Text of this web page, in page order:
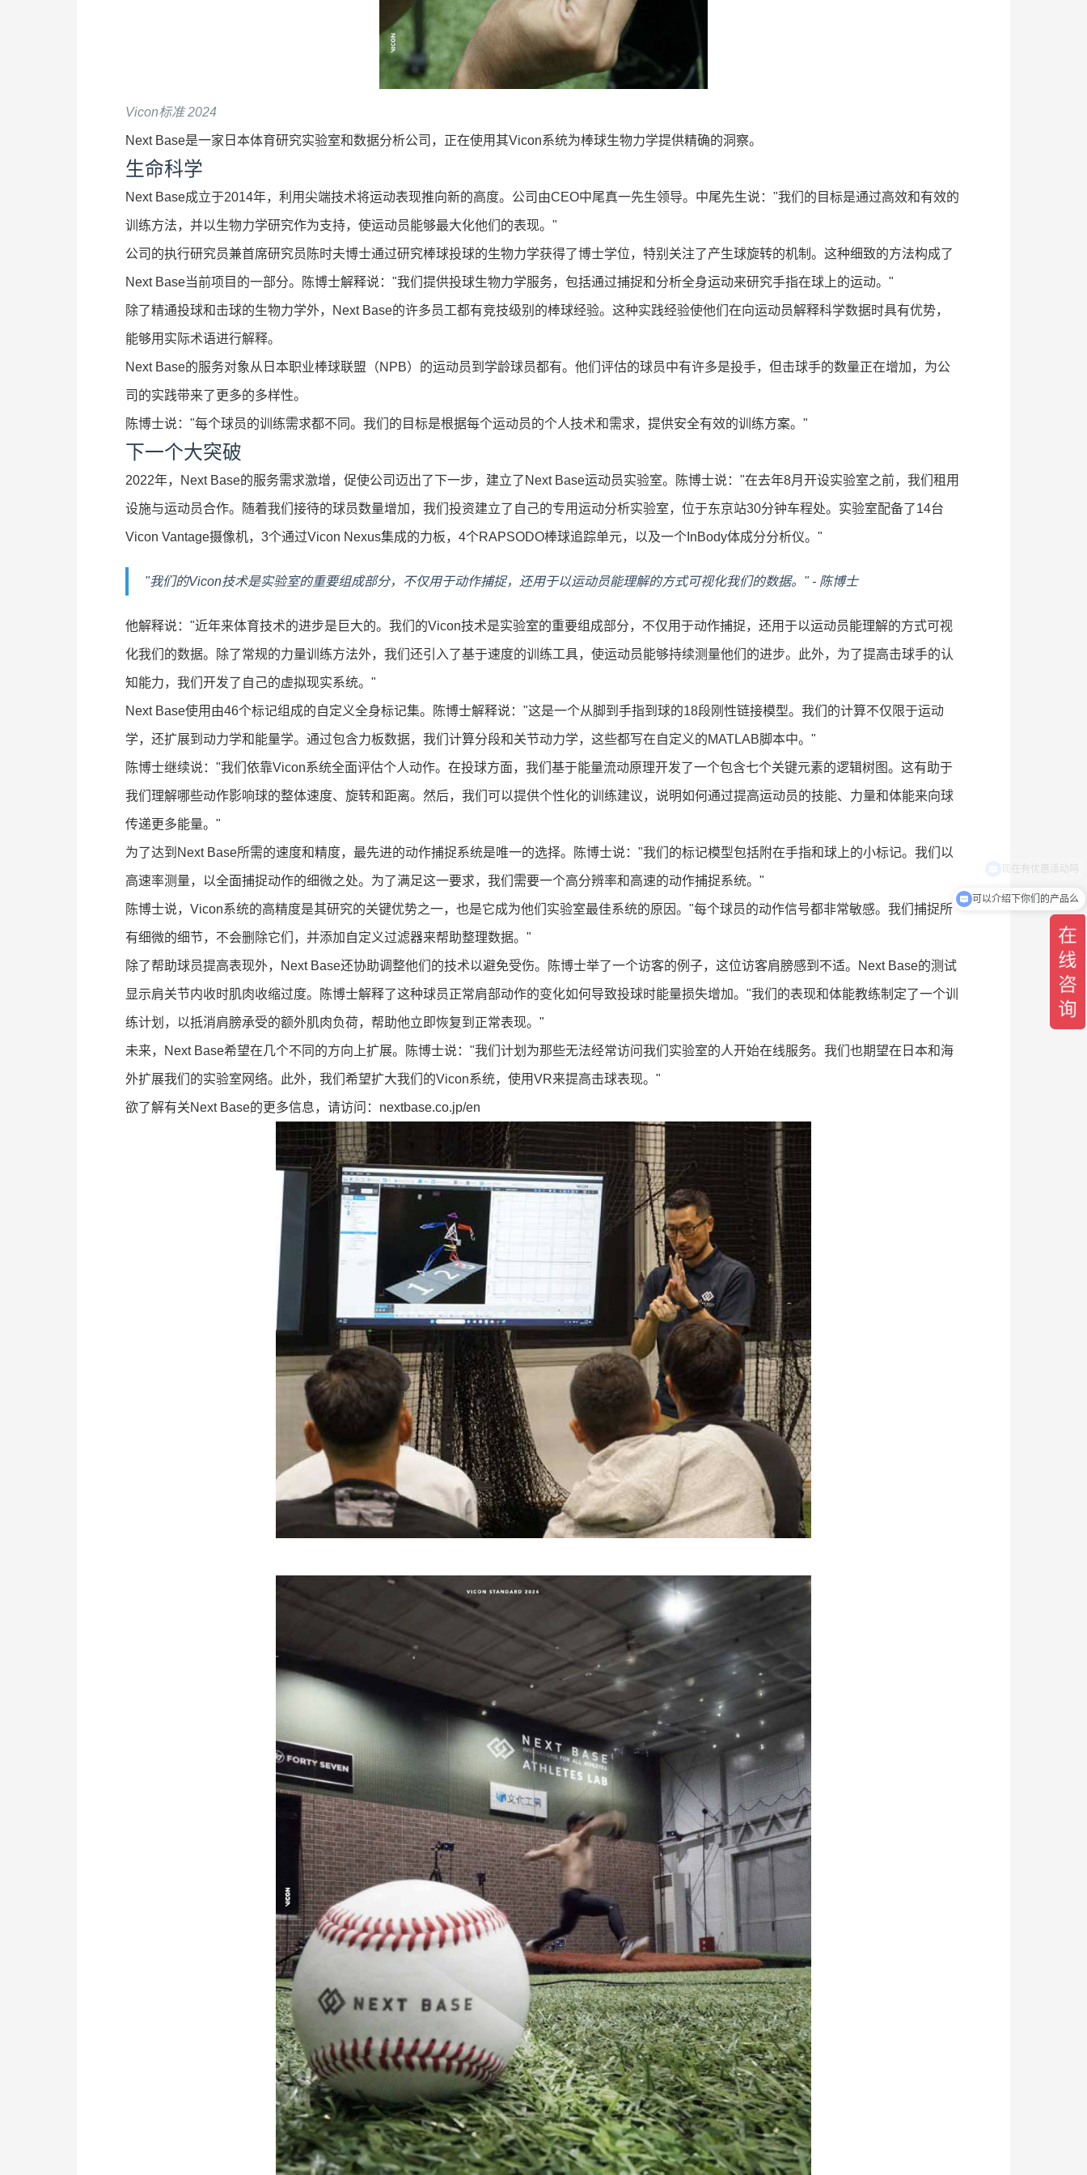
Vicon标准 2024
Next Base是一家日本体育研究实验室和数据分析公司，正在使用其Vicon系统为棒球生物力学提供精确的洞察。
生命科学
Next Base成立于2014年，利用尖端技术将运动表现推向新的高度。公司由CEO中尾真一先生领导。中尾先生说："我们的目标是通过高效和有效的
训练方法，并以生物力学研究作为支持，使运动员能够最大化他们的表现。"
公司的执行研究员兼首席研究员陈时夫博士通过研究棒球投球的生物力学获得了博士学位，特别关注了产生球旋转的机制。这种细致的方法构成了
Next Base当前项目的一部分。陈博士解释说："我们提供投球生物力学服务，包括通过捕捉和分析全身运动来研究手指在球上的运动。"
除了精通投球和击球的生物力学外，Next Base的许多员工都有竞技级别的棒球经验。这种实践经验使他们在向运动员解释科学数据时具有优势，
能够用实际术语进行解释。
Next Base的服务对象从日本职业棒球联盟（NPB）的运动员到学龄球员都有。他们评估的球员中有许多是投手，但击球手的数量正在增加，为公
司的实践带来了更多的多样性。
陈博士说："每个球员的训练需求都不同。我们的目标是根据每个运动员的个人技术和需求，提供安全有效的训练方案。"
下一个大突破
2022年，Next Base的服务需求激增，促使公司迈出了下一步，建立了Next Base运动员实验室。陈博士说："在去年8月开设实验室之前，我们租用
设施与运动员合作。随着我们接待的球员数量增加，我们投资建立了自己的专用运动分析实验室，位于东京站30分钟车程处。实验室配备了14台
Vicon Vantage摄像机，3个通过Vicon Nexus集成的力板，4个RAPSODO棒球追踪单元，以及一个InBody体成分分析仪。"
"我们的Vicon技术是实验室的重要组成部分，不仅用于动作捕捉，还用于以运动员能理解的方式可视化我们的数据。" - 陈博士
他解释说："近年来体育技术的进步是巨大的。我们的Vicon技术是实验室的重要组成部分，不仅用于动作捕捉，还用于以运动员能理解的方式可视
化我们的数据。除了常规的力量训练方法外，我们还引入了基于速度的训练工具，使运动员能够持续测量他们的进步。此外，为了提高击球手的认
知能力，我们开发了自己的虚拟现实系统。"
Next Base使用由46个标记组成的自定义全身标记集。陈博士解释说："这是一个从脚到手指到球的18段刚性链接模型。我们的计算不仅限于运动
学，还扩展到动力学和能量学。通过包含力板数据，我们计算分段和关节动力学，这些都写在自定义的MATLAB脚本中。"
陈博士继续说："我们依靠Vicon系统全面评估个人动作。在投球方面，我们基于能量流动原理开发了一个包含七个关键元素的逻辑树图。这有助于
我们理解哪些动作影响球的整体速度、旋转和距离。然后，我们可以提供个性化的训练建议，说明如何通过提高运动员的技能、力量和体能来向球
传递更多能量。"
为了达到Next Base所需的速度和精度，最先进的动作捕捉系统是唯一的选择。陈博士说："我们的标记模型包括附在手指和球上的小标记。我们以
高速率测量，以全面捕捉动作的细微之处。为了满足这一要求，我们需要一个高分辨率和高速的动作捕捉系统。"
陈博士说，Vicon系统的高精度是其研究的关键优势之一，也是它成为他们实验室最佳系统的原因。"每个球员的动作信号都非常敏感。我们捕捉所
有细微的细节，不会删除它们，并添加自定义过滤器来帮助整理数据。"
除了帮助球员提高表现外，Next Base还协助调整他们的技术以避免受伤。陈博士举了一个访客的例子，这位访客肩膀感到不适。Next Base的测试
显示肩关节内收时肌肉收缩过度。陈博士解释了这种球员正常肩部动作的变化如何导致投球时能量损失增加。"我们的表现和体能教练制定了一个训
练计划，以抵消肩膀承受的额外肌肉负荷，帮助他立即恢复到正常表现。"
未来，Next Base希望在几个不同的方向上扩展。陈博士说："我们计划为那些无法经常访问我们实验室的人开始在线服务。我们也期望在日本和海
外扩展我们的实验室网络。此外，我们希望扩大我们的Vicon系统，使用VR来提高击球表现。"
欲了解有关Next Base的更多信息，请访问：nextbase.co.jp/en
可以介绍下你们的产品么